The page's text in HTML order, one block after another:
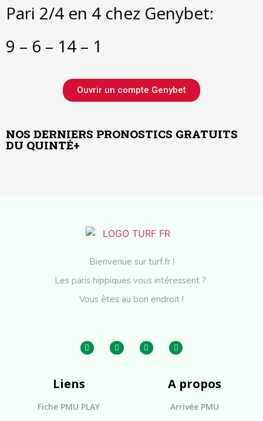
Pari 2/4 en 4 chez Genybet:
9 – 6 – 14 – 1
Ouvrir un compte Genybet
NOS DERNIERS PRONOSTICS GRATUITS
DU QUINTÉ+
Bienvenue sur turf.fr !
Les paris hippiques vous intéressent ?
Vous êtes au bon endroit !
Liens
Fiche PMU PLAY
A propos
Arrivée PMU